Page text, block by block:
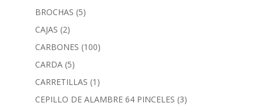
BROCHAS (5)
CAJAS (2)
CARBONES (100)
CARDA (5)
CARRETILLAS (1)
CEPILLO DE ALAMBRE 64 PINCELES (3)